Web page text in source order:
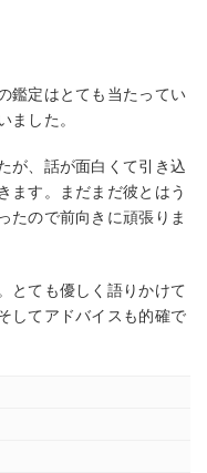
鑑定はとても当たってい
ました。
が、話が面白くて引き込
ます。まだまだ彼とはう
たので前向きに頑張りま
とても優しく語りかけて
してアドバイスも的確で